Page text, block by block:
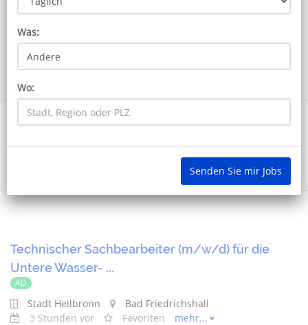
SUCHE
8828 Jobs für Andere
Erhalten JobAlert
Technischer Sachbearbeiter (m/w/d) für die
Untere Wasser- ...
AD
Stadt Heilbronn
Bad Friedrichshall
3 Stunden vor
Favoriten
mehr...
Was:
Wo:
Senden Sie mir Jobs